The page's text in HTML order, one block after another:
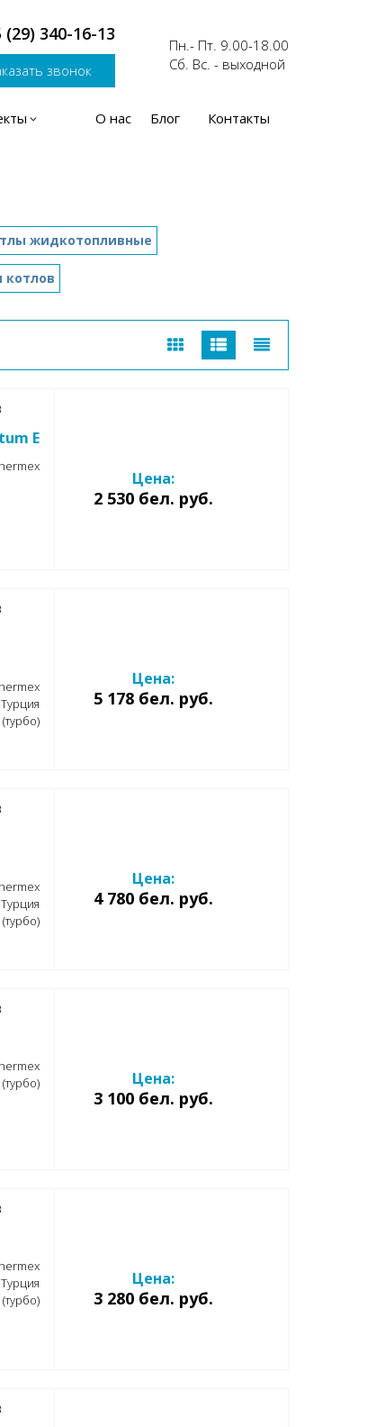
(29) 340-16-13
звонок
Пн.- Пт. 9.00-18.00
Сб. Вс. - выходной
О нас Блог Контакты
жидкотопливные
котлов
E
Цена:
2 530 бел. руб.
Турция
Цена:
5 178 бел. руб.
Турция
Цена:
4 780 бел. руб.
Цена:
3 100 бел. руб.
Турция
Цена:
3 280 бел. руб.